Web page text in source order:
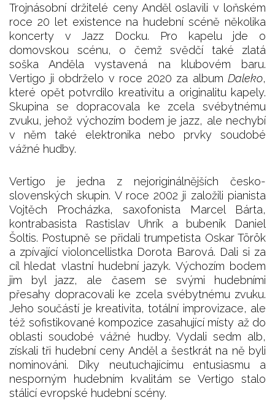
Trojnásobní držitelé ceny Anděl oslavili v loňském
roce 20 let existence na hudební scéně několika
koncerty v Jazz Docku. Pro kapelu jde o
domovskou scénu, o čemž svědčí také zlatá
soška Anděla vystavená na klubovém baru.
Vertigo ji obdrželo v roce 2020 za album Daleko,
které opět potvrdilo kreativitu a originalitu kapely.
Skupina se dopracovala ke zcela svébytnému
zvuku, jehož výchozím bodem je jazz, ale nechybí
v něm také elektronika nebo prvky soudobé
vážné hudby.
Vertigo je jedna z nejoriginálnějších česko-
slovenských skupin. V roce 2002 ji založili pianista
Vojtěch Procházka, saxofonista Marcel Bárta,
kontrabasista Rastislav Uhrík a bubeník Daniel
Šoltis. Postupně se přidali trumpetista Oskar Török
a zpívající violoncellistka Dorota Barová. Dali si za
cíl hledat vlastní hudební jazyk. Výchozím bodem
jim byl jazz, ale časem se svými hudebními
přesahy dopracovali ke zcela svébytnému zvuku.
Jeho součástí je kreativita, totální improvizace, ale
též sofistikované kompozice zasahující místy až do
oblasti soudobé vážné hudby. Vydali sedm alb,
získali tři hudební ceny Anděl a šestkrát na ně byli
nominováni. Díky neutuchajícímu entusiasmu a
nesporným hudebním kvalitám se Vertigo stalo
stálicí evropské hudební scény.